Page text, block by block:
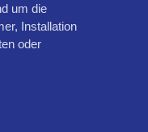
um die
Installation
oder